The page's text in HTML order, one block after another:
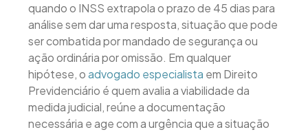
quando o INSS extrapola o prazo de 45 dias para
análise sem dar uma resposta, situação que pode
ser combatida por mandado de segurança ou
ação ordinária por omissão. Em qualquer
hipótese, oadvogado especialista em Direito
Previdenciário é quem avalia a viabilidade da
medida judicial, reúne a documentação
necessária e age com a urgência que a situação